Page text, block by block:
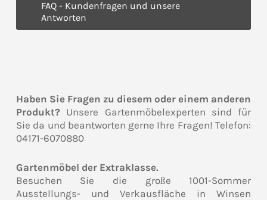
FAQ - Kundenfragen und unsere
Antworten
Haben Sie Fragen zu diesem oder einem anderen
Produkt? Unsere Gartenmöbelexperten sind für
Sie da und beantworten gerne Ihre Fragen! Telefon:
04171-6070880
Gartenmöbel der Extraklasse.
Besuchen Sie die große 1001-Sommer
Ausstellungs- und Verkausfläche in Winsen